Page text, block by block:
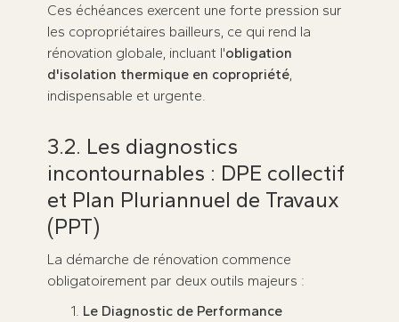
Ces échéances exercent une forte pression sur
les copropriétaires bailleurs, ce qui rend la
rénovation globale, incluant l'obligation
d'isolation thermique en copropriété,
indispensable et urgente.
3.2. Les diagnostics
incontournables : DPE collectif
et Plan Pluriannuel de Travaux
(PPT)
La démarche de rénovation commence
obligatoirement par deux outils majeurs :
Le Diagnostic de Performance